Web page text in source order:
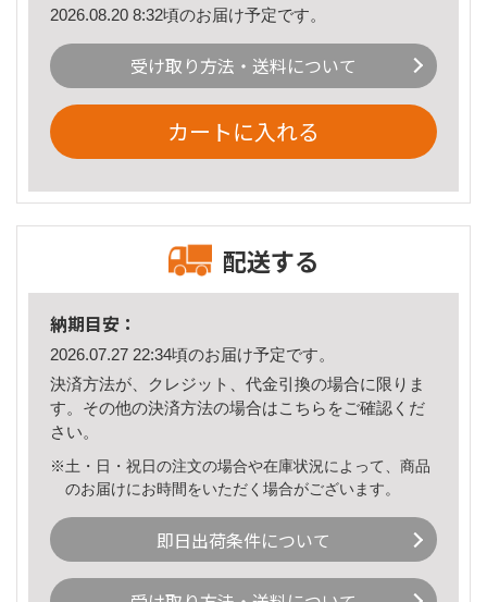
2026.08.20 8:32頃のお届け予定です。
受け取り方法・送料について
カートに入れる
配送する
納期目安：
2026.07.27 22:34頃のお届け予定です。
決済方法が、クレジット、代金引換の場合に限りま
す。その他の決済方法の場合はこちら をご確認くだ
さい。
※土・日・祝日の注文の場合や在庫状況によって、商品
のお届けにお時間をいただく場合がございます。
即日出荷条件について